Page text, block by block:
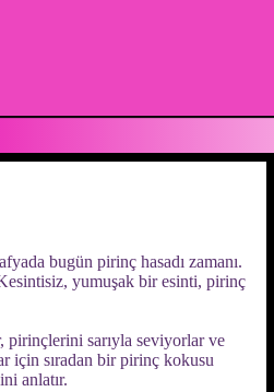
bugün pirinç hasadı zamanı.
yumuşak bir esinti, pirinç
pirinçlerini sarıyla seviyorlar ve
için sıradan bir pirinç kokusu
anlatır.